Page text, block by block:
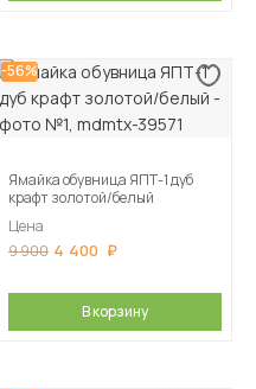
-56%
Ямайка обувница ЯПТ-1 дуб
крафт золотой/белый
Цена
9 900 4 400
В корзину